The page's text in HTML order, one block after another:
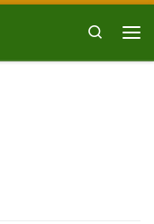
Search